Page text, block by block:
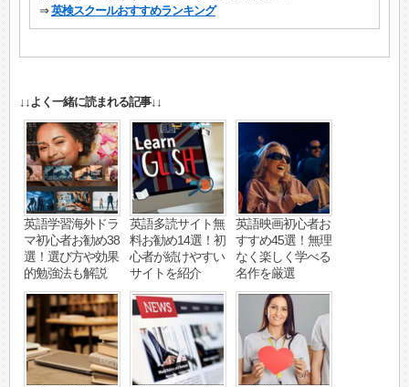
⇒英検スクールおすすめランキング
↓↓よく一緒に読まれる記事↓↓
英語学習海外ドラ
マ初心者お勧め38
選！選び方や効果
的勉強法も解説
英語多読サイト無
料お勧め14選！初
心者が続けやすい
サイトを紹介
英語映画初心者お
すすめ45選！無理
なく楽しく学べる
名作を厳選